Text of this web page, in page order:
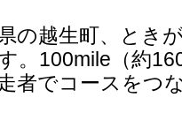
の越生町、とき
。100mile（約
者でコースをつ